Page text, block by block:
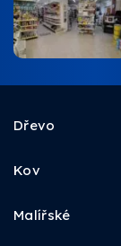
Dřevo
Kov
Malířské